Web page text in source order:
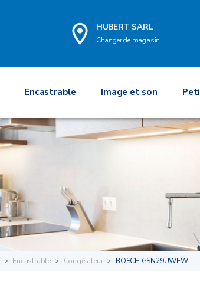
HUBERT SARL
Changer de magasin
Encastrable Image et son
Encastrable Congélateur BOSCH GSN29UWEW